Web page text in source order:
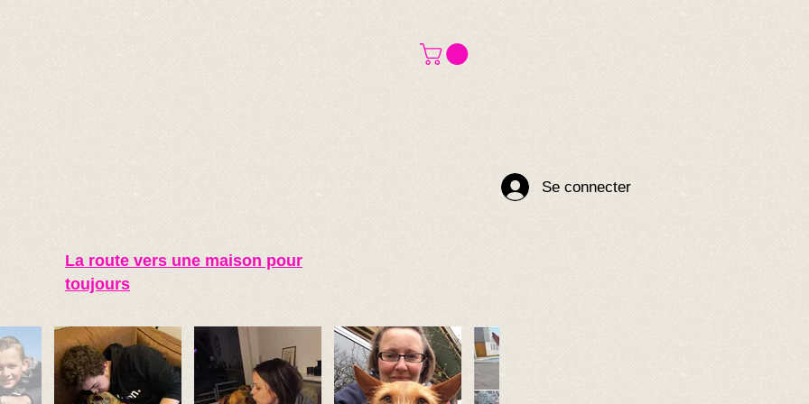
Se connecter
La route vers une maison pour
toujours